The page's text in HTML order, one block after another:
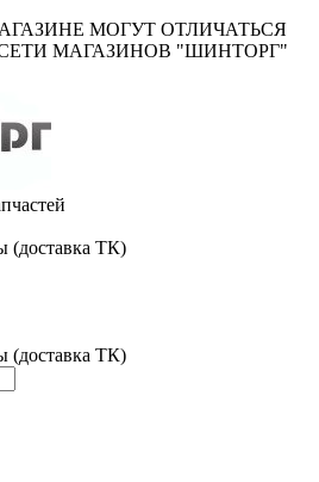
МОГУТ ОТЛИЧАТЬСЯ
МАГАЗИНОВ "ШИНТОРГ"
(доставка ТК)
(доставка ТК)